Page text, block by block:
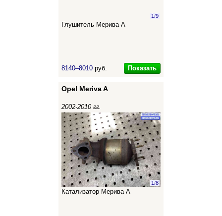
1/9
Глушитель Мерива А
8140–8010 руб. Показать
Opel Meriva A
2002-2010 гг.
1/8
Катализатор Мерива А